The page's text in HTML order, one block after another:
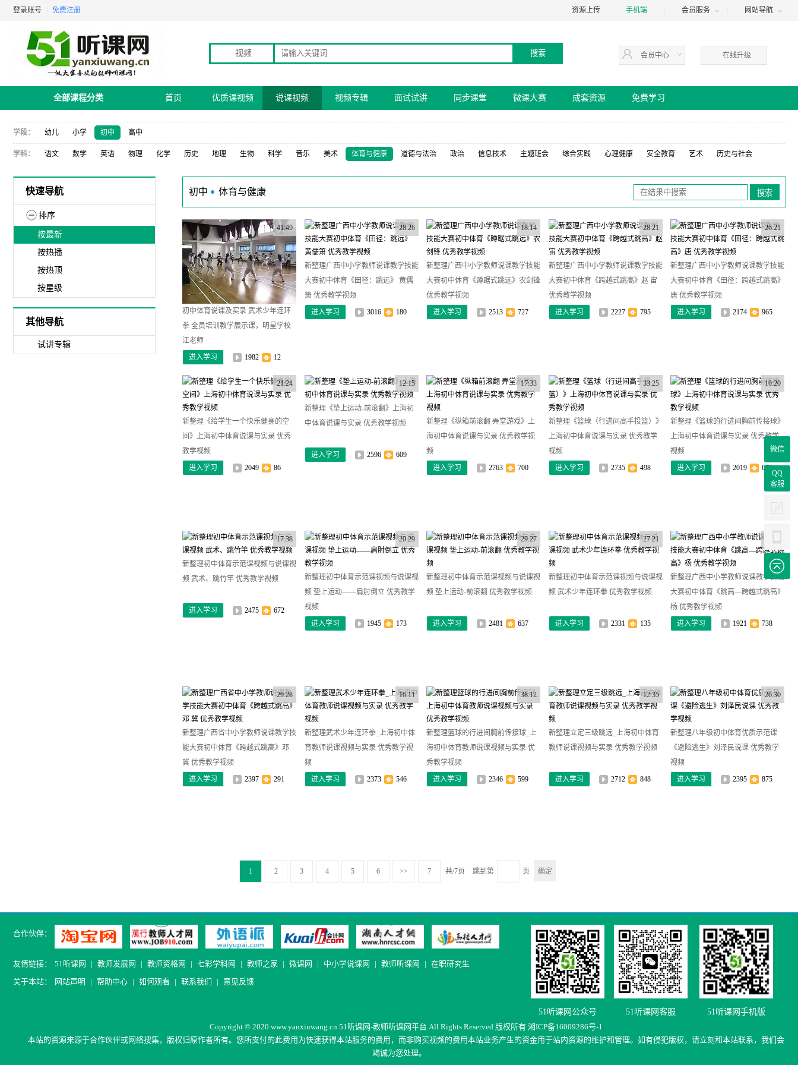
登录账号 免费注册 资源上传 手机端 会员服务 网站导航
视频 会员中心 在线升级
微信
QQ
客服
全部课程分类 首页 优质课视频 说课视频 视频专辑 面试试讲 同步课堂 微课大赛 成套资源 免费学习
学段： 幼儿 小学 初中 高中
学科： 语文 数学 英语 物理 化学 历史 地理 生物 科学 音乐 美术 体育与健康 道德与法治 政治 信息技术 主题班会 综合实践 心理健康 安全教育 艺术 历史与社会
快速导航
排序
按最新
按热播
按热顶
按星级
其他导航
试讲专辑
初中 体育与健康
41:49
初中体育说课及实录 武术少年连环
拳 全员培训教学展示课，明星学校
江老师
进入学习
1982 12
28:26
新整理广西中小学教师说课教学技能
大赛初中体育《田径：跳远》 黄儒
箫 优秀教学视频
进入学习
3016 180
18:14
新整理广西中小学教师说课教学技能
大赛初中体育《蹲踞式跳远》农剑锋
优秀教学视频
进入学习
2513 727
28:21
新整理广西中小学教师说课教学技能
大赛初中体育《跨越式跳高》赵 宙
优秀教学视频
进入学习
2227 795
26:21
新整理广西中小学教师说课教学技能
大赛初中体育《田径：跨越式跳高》
唐 优秀教学视频
进入学习
2174 965
21:24
新整理《给学生一个快乐健身的空
间》上海初中体育说课与实录 优秀
教学视频
进入学习
2049 86
12:15
新整理《垫上运动-前滚翻》上海初
中体育说课与实录 优秀教学视频
进入学习 2596 609
17:33
新整理《纵箱前滚翻 弄堂游戏》上
海初中体育说课与实录 优秀教学视
频
进入学习
2763 700
33:25
新整理《篮球（行进间高手投篮）》
上海初中体育说课与实录 优秀教学
视频
进入学习
2735 498
10:20
新整理《篮球的行进间胸前传接球》
上海初中体育说课与实录 优秀教学
视频
进入学习
2019 670
17:38
新整理初中体育示范课视频与说课视
频 武术、跳竹竿 优秀教学视频
进入学习 2475 672
20:29
新整理初中体育示范课视频与说课视
频 垫上运动——肩肘倒立 优秀教学
视频
进入学习
1945 173
29:27
新整理初中体育示范课视频与说课视
频 垫上运动-前滚翻 优秀教学视频
进入学习 2481 637
27:21
新整理初中体育示范课视频与说课视
频 武术少年连环拳 优秀教学视频
进入学习 2331 135
25:37
新整理广西中小学教师说课教学技能
大赛初中体育《跳高—跨越式跳高》
杨 优秀教学视频
进入学习
1921 738
29:28
新整理广西省中小学教师说课教学技
能大赛初中体育《跨越式跳高》邓
冀 优秀教学视频
进入学习
2397 291
16:11
新整理武术少年连环拳_上海初中体
育教师说课视频与实录 优秀教学视
频
进入学习
2373 546
38:12
新整理篮球的行进间胸前传接球_上
海初中体育教师说课视频与实录 优
秀教学视频
进入学习
2346 599
12:35
新整理立定三级跳远_上海初中体育
教师说课视频与实录 优秀教学视频
进入学习 2712 848
26:30
新整理八年级初中体育优质示范课
《避险逃生》刘泽民说课 优秀教学
视频
进入学习
2395 875
1 2 3 4 5 6 >> 7 共/7页 跳到第 页
合作伙伴：
友情链接： 51听课网 | 教师发展网 | 教师资格网 | 七彩学科网 | 教师之家 | 微课网 | 中小学说课网 | 教师听课网 | 在职研究生
关于本站：
网站声明 | 帮助中心 | 如何观看 | 联系我们 | 意见反馈
Copyright © 2020 www.yanxiuwang.cn 51听课网-教师听课网平台 All Rights Reserved 版权所有 湘ICP备16009286号-1
本站的资源来源于合作伙伴或网络搜集，版权归原作者所有。 您所支付的此费用为快速获得本站服务的费用，而非购买视频的费用本站业务产生的资金用于站内资源的维护和管理。如有侵犯版权，请立刻和本站联系，我们会
竭诚为您处理。
51听课网公众号 51听课网客服 51听课网手机版